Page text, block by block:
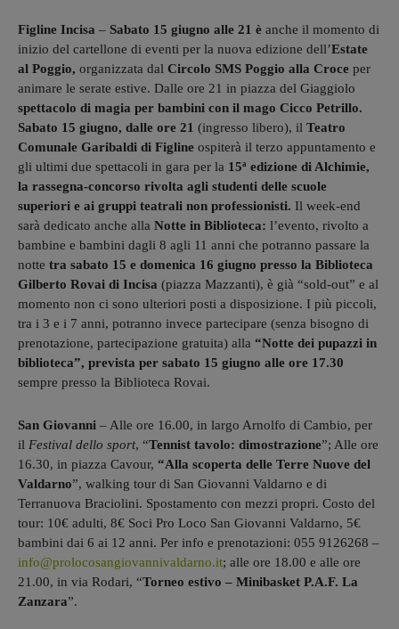
Figline Incisa – Sabato 15 giugno alle 21 è anche il momento di
inizio del cartellone di eventi per la nuova edizione dell’Estate
al Poggio, organizzata dal Circolo SMS Poggio alla Croce per
animare le serate estive. Dalle ore 21 in piazza del Giaggiolo
spettacolo di magia per bambini con il mago Cicco Petrillo.
Sabato 15 giugno, dalle ore 21 (ingresso libero), il Teatro
Comunale Garibaldi di Figline ospiterà il terzo appuntamento e
gli ultimi due spettacoli in gara per la 15ª edizione di Alchimie,
la rassegna-concorso rivolta agli studenti delle scuole
superiori e ai gruppi teatrali non professionisti. Il week-end
sarà dedicato anche alla Notte in Biblioteca: l’evento, rivolto a
bambine e bambini dagli 8 agli 11 anni che potranno passare la
notte tra sabato 15 e domenica 16 giugno presso la Biblioteca
Gilberto Rovai di Incisa (piazza Mazzanti), è già “sold-out” e al
momento non ci sono ulteriori posti a disposizione. I più piccoli,
tra i 3 e i 7 anni, potranno invece partecipare (senza bisogno di
prenotazione, partecipazione gratuita) alla “Notte dei pupazzi in
biblioteca”, prevista per sabato 15 giugno alle ore 17.30
sempre presso la Biblioteca Rovai.
San Giovanni – Alle ore 16.00, in largo Arnolfo di Cambio, per
il Festival dello sport, “Tennist tavolo: dimostrazione”; Alle ore
16.30, in piazza Cavour, “Alla scoperta delle Terre Nuove del
Valdarno”, walking tour di San Giovanni Valdarno e di
Terranuova Braciolini. Spostamento con mezzi propri. Costo del
tour: 10€ adulti, 8€ Soci Pro Loco San Giovanni Valdarno, 5€
bambini dai 6 ai 12 anni. Per info e prenotazioni: 055 9126268 –
info@prolocosangiovannivaldarno.it; alle ore 18.00 e alle ore
21.00, in via Rodari, “Torneo estivo – Minibasket P.A.F. La
Zanzara”.